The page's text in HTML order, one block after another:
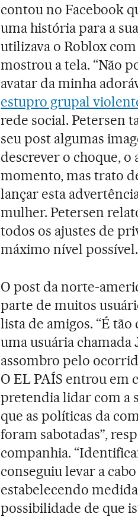
contou no Facebook
uma história para a
utilizava o Roblox
mostrou a tela. “Não
avatar da minha
estupro grupal
rede social. Petersen
seu post algumas
descrever o choque, o
momento, mas trato
lançar esta
mulher. Petersen
todos os ajustes de
máximo nível possível.
O post da norte-
parte de muitos
lista de amigos. “É
uma usuária
assombro pelo
O EL PAÍS entrou em
pretendia lidar com a
que as políticas da
foram sabotadas”,
companhia.
conseguiu levar a
estabelecendo
possibilidade de que